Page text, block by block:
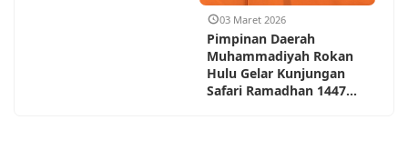
03 Maret 2026
Pimpinan Daerah
Muhammadiyah Rokan
Hulu Gelar Kunjungan
Safari Ramadhan 1447...